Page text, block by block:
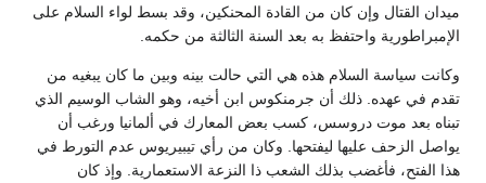
ميدان القتال وإن كان من القادة المحنكين، وقد بسط لواء السلام على
الإمبراطورية واحتفظ به بعد السنة الثالثة من حكمه.
وكانت سياسة السلام هذه هي التي حالت بينه وبين ما كان يبغيه من
تقدم في عهده. ذلك أن جرمنكوس ابن أخيه، وهو الشاب الوسيم الذي
تبناه بعد موت دروسس، كسب بعض المعارك في ألمانيا ورغب أن
يواصل الزحف عليها ليفتحها. وكان من رأي تيبيريوس عدم التورط في
هذا الفتح، فأغضب بذلك الشعب ذا النزعة الاستعمارية. وإذ كان